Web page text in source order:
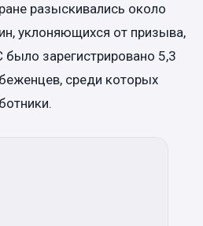
разыскивались около
уклоняющихся от призыва,
зарегистрировано 5,3
среди которых